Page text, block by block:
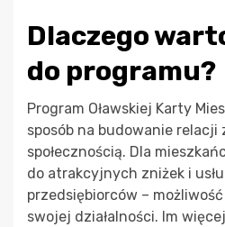
Dlaczego
do programu?
Program Oławskiej Karty
sposób na budowanie relacji
społecznością. Dla
do atrakcyjnych zniżek i
przedsiębiorców –
swojej działalności. Im